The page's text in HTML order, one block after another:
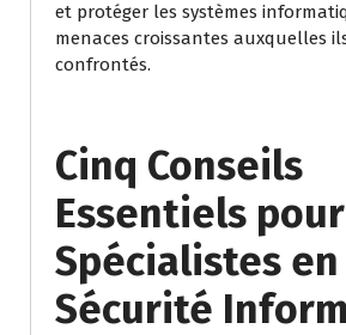
et protéger les systèmes
menaces croissantes auxquelles
confrontés.
Cinq Conseils
Essentiels
Spécialistes en
Sécurité